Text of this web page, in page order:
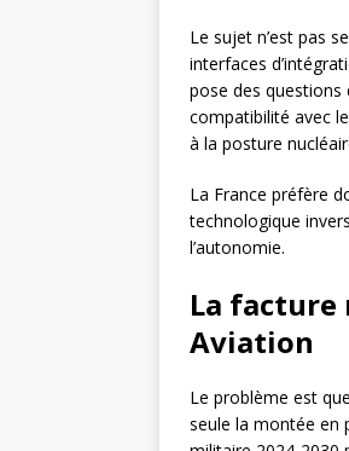
Le sujet n’est pas
interfaces
pose des questions
compatibilité avec
à la posture
La France préfère
technologique
l’autonomie.
La facture
Aviation
Le problème est
seule la montée en